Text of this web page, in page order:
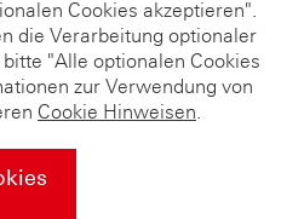
Cookies akzeptieren".
die Verarbeitung optionaler
"Alle optionalen Cookies
zur Verwendung von
Cookie Hinweisen.